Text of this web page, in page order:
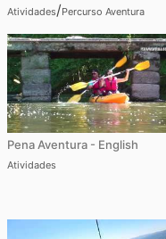
Atividades/Percurso Aventura
Pena Aventura - English
Atividades